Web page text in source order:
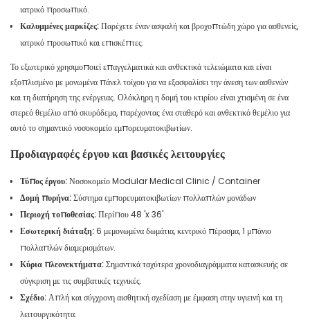
ιατρικό προσωπικό.
Καλυμμένες μαρκίζες:Παρέχετε έναν ασφαλή και βροχοπτώδη χώρο για ασθενείς,
ιατρικό προσωπικό και επισκέπτες.
Το εξωτερικό χρησιμοποιεί επαγγελματικά και ανθεκτικά τελειώματα και είναι
εξοπλισμένο με μονωμένα πάνελ τοίχου για να εξασφαλίσει την άνεση των ασθενών
και τη διατήρηση της ενέργειας. Ολόκληρη η δομή του κτιρίου είναι χτισμένη σε ένα
στερεό θεμέλιο από σκυρόδεμα, παρέχοντας ένα σταθερό και ανθεκτικό θεμέλιο για
αυτό το σημαντικό νοσοκομείο εμπορευματοκιβωτίων.
Προδιαγραφές έργου και βασικές λειτουργίες
Τύπος έργου:Νοσοκομείο Modular Medical Clinic / Container
Δομή πυρήνα:Σύστημα εμπορευματοκιβωτίων πολλαπλών μονάδων
Περιοχή τοποθεσίας:Περίπου 48 'x 36'
Εσωτερική διάταξη:6 μεμονωμένα δωμάτια, κεντρικό πέρασμα, 1 μπάνιο
πολλαπλών διαμερισμάτων.
Κύρια πλεονεκτήματα:Σημαντικά ταχύτερα χρονοδιαγράμματα κατασκευής σε
σύγκριση με τις συμβατικές τεχνικές.
Σχέδιο:Απλή και σύγχρονη αισθητική σχεδίαση με έμφαση στην υγιεινή και τη
λειτουργικότητα.